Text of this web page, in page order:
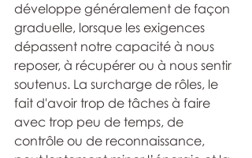
développe généralement de façon
graduelle, lorsque les exigences
dépassent notre capacité à nous
reposer, à récupérer ou à nous sentir
soutenus. La surcharge de rôles, le
fait d'avoir trop de tâches à faire
avec trop peu de temps, de
contrôle ou de reconnaissance,